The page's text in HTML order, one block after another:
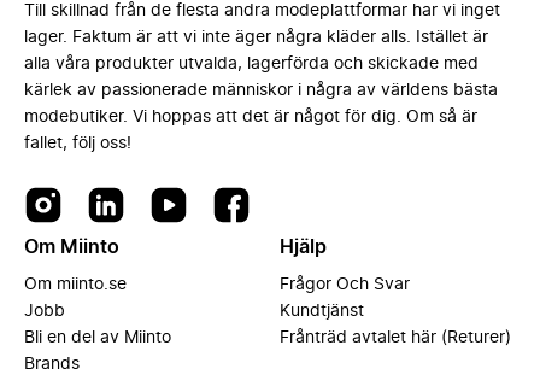
Till skillnad från de flesta andra modeplattformar har vi inget
lager. Faktum är att vi inte äger några kläder alls. Istället är
alla våra produkter utvalda, lagerförda och skickade med
kärlek av passionerade människor i några av världens bästa
modebutiker. Vi hoppas att det är något för dig. Om så är
fallet, följ oss!
Om Miinto
Om miinto.se
Jobb
Bli en del av Miinto
Brands
Hjälp
Frågor Och Svar
Kundtjänst
Frånträd avtalet här (Returer)